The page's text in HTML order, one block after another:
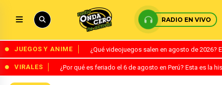
RADIO EN VIVO
JUEGOS Y ANIME ¿Qué videojuegos salen en agosto de
VIRALES ¿Por qué es feriado el 6 de agosto en Perú? Esta es la